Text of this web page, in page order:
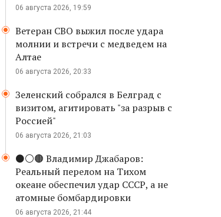
06 августа 2026, 19:59
Ветеран СВО выжил после удара
молнии и встречи с медведем на
Алтае
06 августа 2026, 20:33
Зеленский собрался в Белград с
визитом, агитировать "за разрыв с
Россией"
06 августа 2026, 21:03
⚫️⚪️🟤 Владимир Джабаров:
Реальный перелом на Тихом
океане обеспечил удар СССР, а не
атомные бомбардировки
06 августа 2026, 21:44